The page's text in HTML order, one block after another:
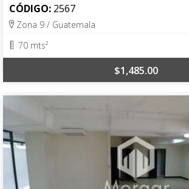
CÓDIGO: 2567
Zona 9 / Guatemala
70 mts²
$1,485.00